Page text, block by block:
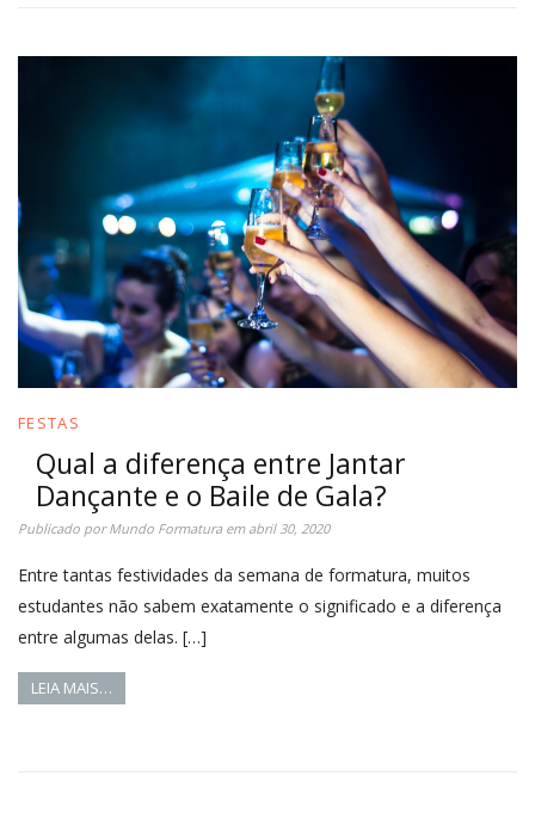
FESTAS
Qual a diferença entre Jantar
Dançante e o Baile de Gala?
Publicado porMundo Formaturaem abril 30, 2020
Entre tantas festividades da semana de formatura, muitos
estudantes não sabem exatamente o significado e a diferença
entre algumas delas. […]
LEIA MAIS…